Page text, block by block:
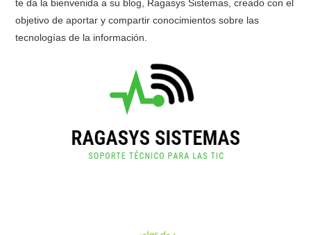
te da la bienvenida a su blog, Ragasys Sistemas, creado con el
objetivo de aportar y compartir conocimientos sobre las
tecnologías de la información.